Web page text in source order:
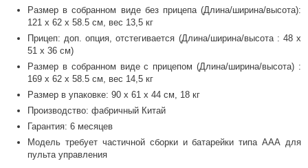
Размер в собранном виде без прицепа (Длина/ширина/высота):
121 х 62 х 58.5 см, вес 13,5 кг
Прицеп: доп. опция, отстегивается (Длина/ширина/высота : 48 х
51 х 36 см)
Размер в собранном виде с прицепом (Длина/ширина/высота) :
169 х 62 х 58.5 см, вес 14,5 кг
Размер в упаковке: 90 х 61 х 44 см, 18 кг
Производство: фабричный Китай
Гарантия: 6 месяцев
Модель требует частичной сборки и батарейки типа ААА для
пульта управления